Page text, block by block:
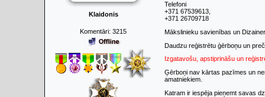
Klaidonis
Komentāri: 3215
Telefoni
+371 67539613,
+371 26709718
Mākslinieku savienības un
Daudzu reģistrētu ģērboņu un
Izgatavošu, apstiprināšu un
Ģērboņi nav kārtas pazīmes un
amatniekiem.
Katram ir iespēja pieņemt savas